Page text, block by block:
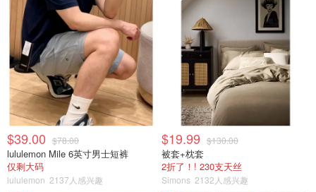
户可以实际接触到房屋。
Haider说，房东应采取措施，确保包含个人信息的文件，如
驾驶执照更新申请或纳税申报单，不会落入坏人手中。
房主也可以不时地在网上搜索他们的房产，看看它是否被不
适当地挂牌出售或在AirBnB等租赁网站上。
房东还应该依靠银行信息，而不是现金支付，因为这又增加
了一层尽职调查。
安大略省政府还提供了一个
免费的在线工具，允许任何
$39.00 $78.00
lululemon Mile 6英寸男士短裤
仅剩大码
lululemon 2137人感兴趣
$19.99 $130.00
被套+枕套
2折了！! 230支天丝
Simons 2132人感兴趣